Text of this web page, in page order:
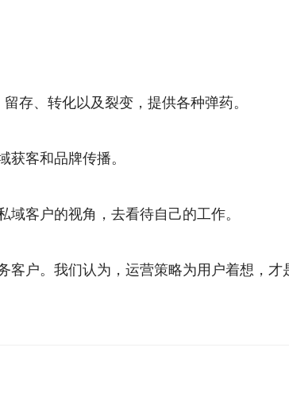
存、转化以及裂变，提供各种弹药。
客和品牌传播。
客户的视角，去看待自己的工作。
户。我们认为，运营策略为用户着想，才